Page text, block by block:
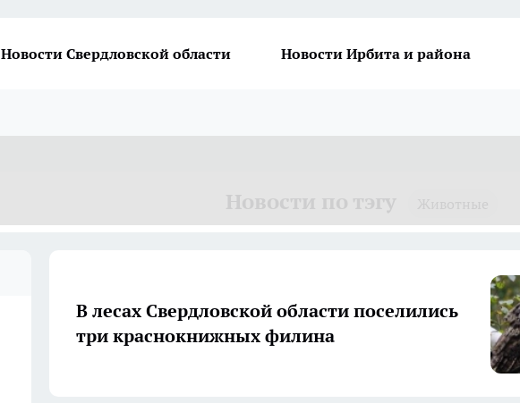
Новости Свердловской области Новости Ирбита и района
В лесах Свердловской области поселились
три краснокнижных филина